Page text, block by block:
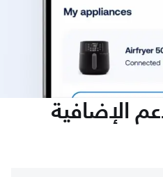
الإضافية